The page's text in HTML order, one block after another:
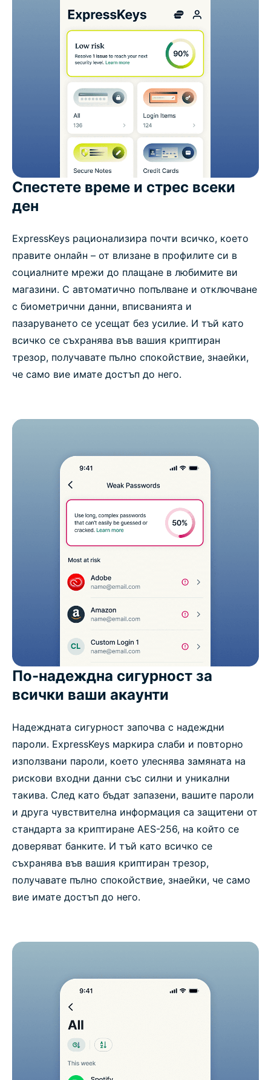
Спестете време и стрес всеки
ден
ExpressKeys рационализира почти всичко, което
правите онлайн – от влизане в профилите си в
социалните мрежи до плащане в любимите ви
магазини. С автоматично попълване и отключване
с биометрични данни, вписванията и
пазаруването се усещат без усилие. И тъй като
всичко се съхранява във вашия криптиран
трезор, получавате пълно спокойствие, знаейки,
че само вие имате достъп до него.
По-надеждна сигурност за
всички ваши акаунти
Надеждната сигурност започва с надеждни
пароли. ExpressKeys маркира слаби и повторно
използвани пароли, което улеснява замяната на
рискови входни данни със силни и уникални
такива. След като бъдат запазени, вашите пароли
и друга чувствителна информация са защитени от
стандарта за криптиране AES-256, на който се
доверяват банките. И тъй като всичко се
съхранява във вашия криптиран трезор,
получавате пълно спокойствие, знаейки, че само
вие имате достъп до него.